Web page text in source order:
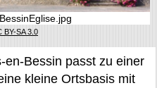
BY-SA 3.0
en-Bessin passt zu einer
kleine Ortsbasis mit